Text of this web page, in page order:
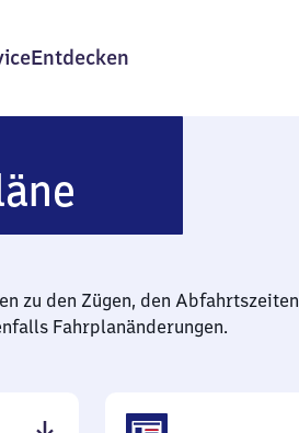
Entdecken
zu den Zügen, den Abfahrtszeiten
Fahrplanänderungen.